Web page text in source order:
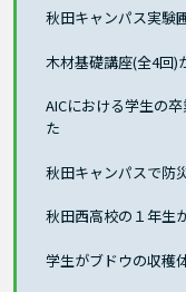
秋田キャンパス実験
木材基礎講座(全4回
AICにおける学生の
た
秋田キャンパスで防
秋田西高校の１年生
学生がブドウの収穫